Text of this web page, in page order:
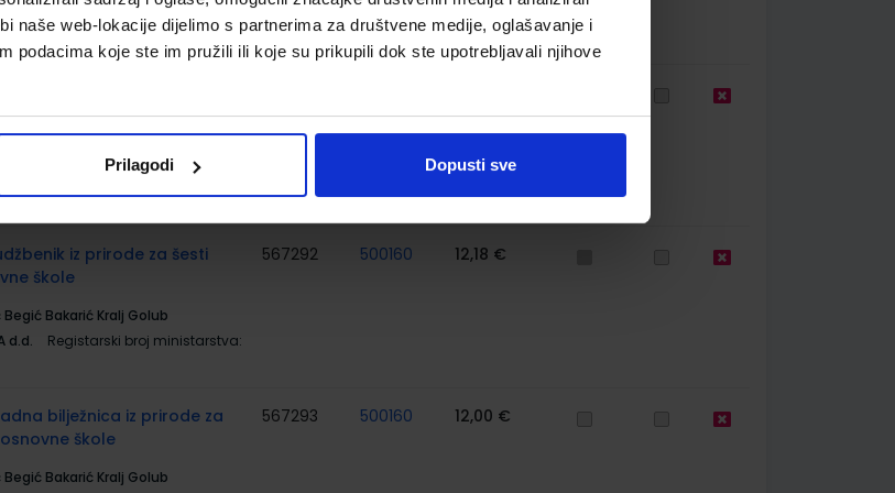
naše web-lokacije dijelimo s partnerima za društvene medije, oglašavanje i
podacima koje ste im pružili ili koje su prikupili dok ste upotrebljavali njihove
Prilagodi Dopusti sve
d.d.
Registarski broj ministarstva:
škole
Registarski broj ministarstva:
iz prirode za šesti
škole
Bakarić Kralj Golub
d.d.
Registarski broj ministarstva:
567292 500160 12,18 €
bilježnica iz prirode za
škole
Bakarić Kralj Golub
567293 500160 12,00 €